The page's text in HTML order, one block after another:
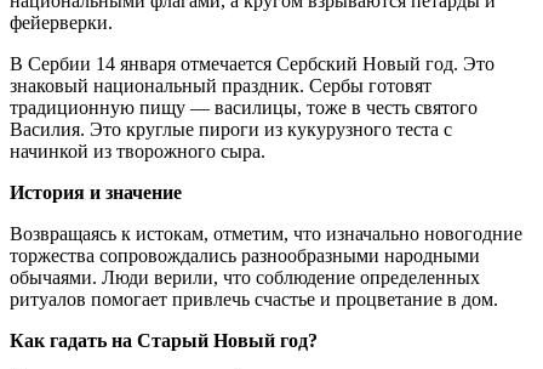
фейерверки.
В Сербии 14 января отмечается Сербский Новый год. Это
знаковый национальный праздник. Сербы готовят
традиционную пищу — василицы, тоже в честь святого
Василия. Это круглые пироги из кукурузного теста с
начинкой из творожного сыра.
История и значение
Возвращаясь к истокам, отметим, что изначально новогодние
торжества сопровождались разнообразными народными
обычаями. Люди верили, что соблюдение определенных
ритуалов помогает привлечь счастье и процветание в дом.
Как гадать на Старый Новый год?